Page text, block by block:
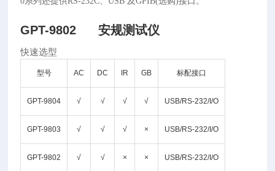
GPT-9802 安规测试仪
快速选型
型号 AC DC IR GB 标配接口
GPT-9804 √ √ √ √ USB/RS-232/I/O
GPT-9803 √ √ √ × USB/RS-232/I/O
GPT-9802 √ √ × × USB/RS-232/I/O